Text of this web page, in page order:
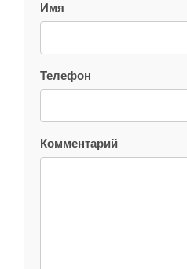
Имя
Телефон
Комментарий